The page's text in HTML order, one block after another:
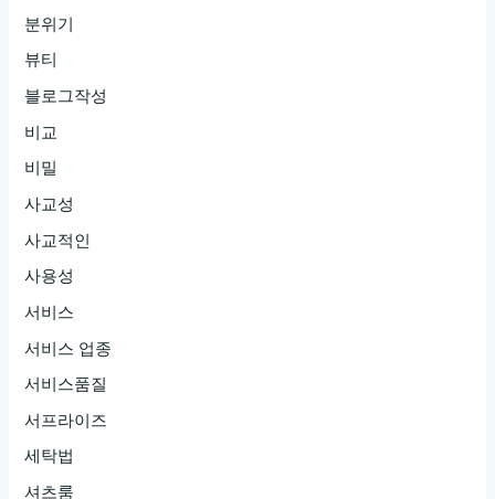
분위기
뷰티
블로그작성
비교
비밀
사교성
사교적인
사용성
서비스
서비스 업종
서비스품질
서프라이즈
세탁법
셔츠룸